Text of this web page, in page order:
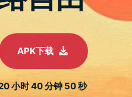
14个被低估的渗透测试工具